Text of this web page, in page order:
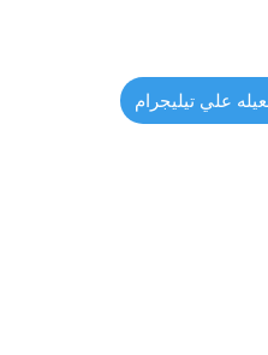
علي تيليجرام